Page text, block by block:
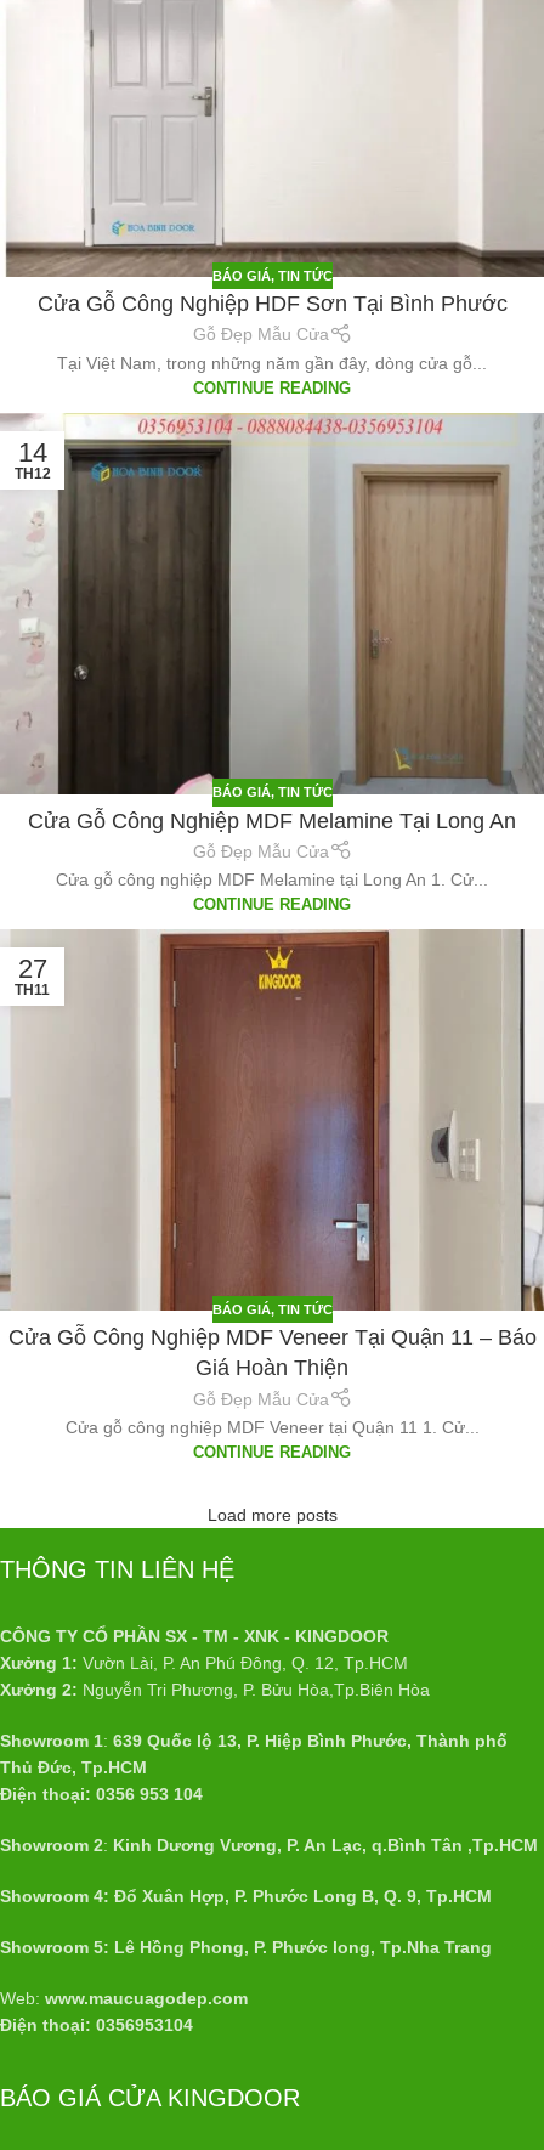
BÁO GIÁ, TIN TỨC
Cửa Gỗ Công Nghiệp HDF Sơn Tại Bình Phước
Gỗ Đẹp Mẫu Cửa
Tại Việt Nam, trong những năm gần đây, dòng cửa gỗ...
CONTINUE READING
14
TH12
BÁO GIÁ, TIN TỨC
Cửa Gỗ Công Nghiệp MDF Melamine Tại Long An
Gỗ Đẹp Mẫu Cửa
Cửa gỗ công nghiệp MDF Melamine tại Long An 1. Cử...
CONTINUE READING
27
TH11
BÁO GIÁ, TIN TỨC
Cửa Gỗ Công Nghiệp MDF Veneer Tại Quận 11 – Báo
Giá Hoàn Thiện
Gỗ Đẹp Mẫu Cửa
Cửa gỗ công nghiệp MDF Veneer tại Quận 11 1. Cử...
CONTINUE READING
Load more posts
THÔNG TIN LIÊN HỆ
CÔNG TY CỔ PHẦN SX - TM - XNK - KINGDOOR
Xưởng 1: Vườn Lài, P. An Phú Đông, Q. 12, Tp.HCM
Xưởng 2: Nguyễn Tri Phương, P. Bửu Hòa,Tp.Biên Hòa
Showroom 1: 639 Quốc lộ 13, P. Hiệp Bình Phước, Thành phố
Thủ Đức, Tp.HCM
Điện thoại: 0356 953 104
Showroom 2: Kinh Dương Vương, P. An Lạc, q.Bình Tân ,Tp.HCM
Showroom 4: Đổ Xuân Hợp, P. Phước Long B, Q. 9, Tp.HCM
Showroom 5: Lê Hồng Phong, P. Phước long, Tp.Nha Trang
Web: www.maucuagodep.com
Điện thoại: 0356953104
BÁO GIÁ CỬA KINGDOOR